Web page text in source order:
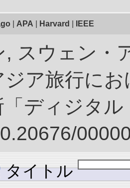
APA Harvard IEEE
スウェン・
ア旅行にお
「ディジタ
タイトル